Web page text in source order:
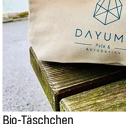
Bio-Täschchen